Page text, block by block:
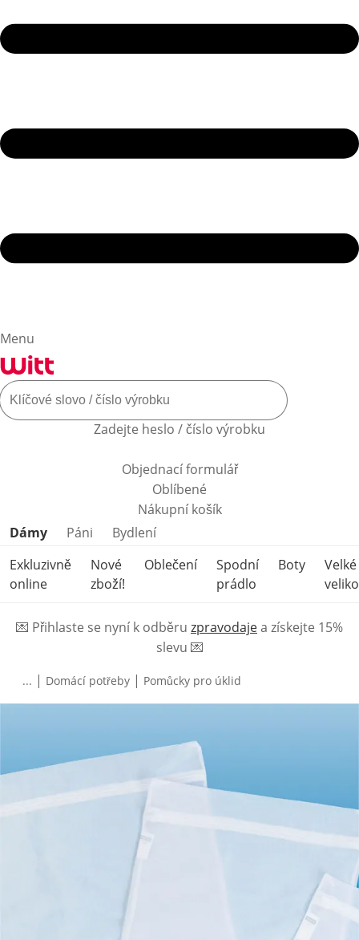
Menu
Zadejte heslo / číslo výrobku
Objednací formulář
Oblíbené
Nákupní košík
Přeskočit kategorie produktů
Dámy Páni
Bydlení
Exkluzivně
online
Nové
zboží!
Oblečení
Spodní
prádlo
Boty
Velké
💌 Přihlaste se nyní k odběru zpravodajea získejte 15%
slevu 💌
... | Domácí potřeby | Pomůcky pro úklid